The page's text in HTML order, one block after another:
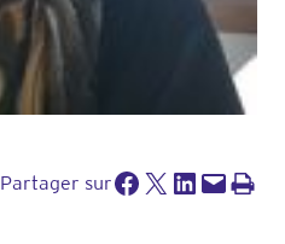
Partager surPartager sur Facebook
Partager sur X Partager sur LinkedIn
Envoyer cette page par e-mailImprimer cette